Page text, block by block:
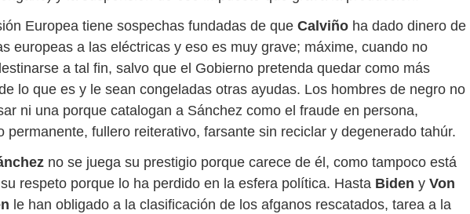
Europea tiene sospechas fundadas de que Calviño ha dado dinero de
europeas a las eléctricas y eso es muy grave; máxime, cuando no
a tal fin, salvo que el Gobierno pretenda quedar como más
lo que es y le sean congeladas otras ayudas. Los hombres de negro no
ni una porque catalogan a Sánchez como el fraude en persona,
permanente, fullero reiterativo, farsante sin reciclar y degenerado tahúr.
no se juega su prestigio porque carece de él, como tampoco está
respeto porque lo ha perdido en la esfera política. Hasta Biden y Von
le han obligado a la clasificación de los afganos rescatados, tarea a la